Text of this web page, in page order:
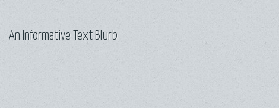
An Informative Text Blurb